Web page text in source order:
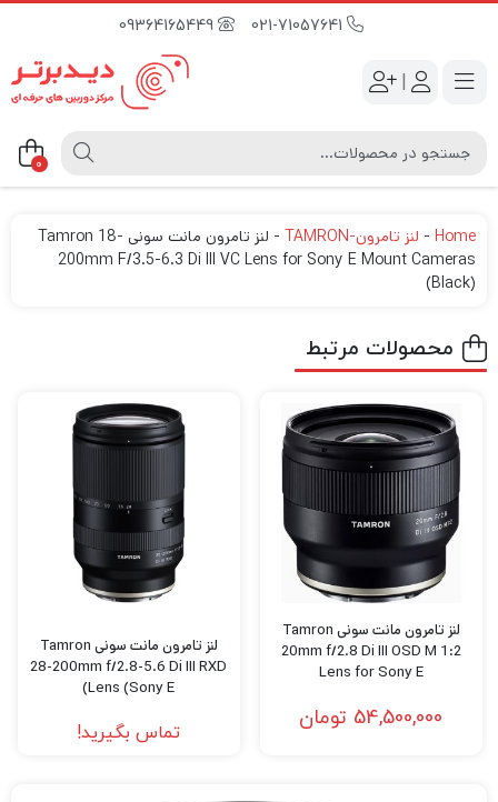
09364165449
|
0
Home
- لنز تامرون-TAMRON -
لنز تامرون مانت سونی Tamron 18-
200mm F/3.5-6.3 Di III VC Lens for Sony E Mount Cameras
(Black)
محصولات مرتبط
لنز تامرون مانت سونی Tamron
20mm f/2.8 Di III OSD M 1:2
Lens for Sony E
54,500,000 تومان
لنز تامرون مانت سونی Tamron
28-200mm f/2.8-5.6 Di III RXD
Lens (Sony E)
تماس بگیرید!